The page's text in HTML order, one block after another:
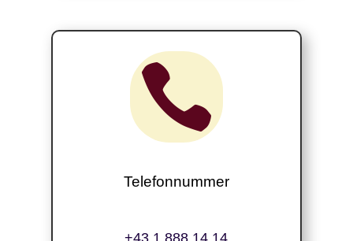

Telefonnummer
+43 1 888 14 14